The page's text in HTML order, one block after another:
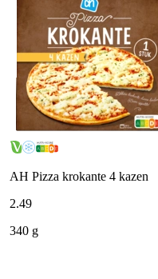
AH Pizza krokante 4 kazen
2.49
340 g